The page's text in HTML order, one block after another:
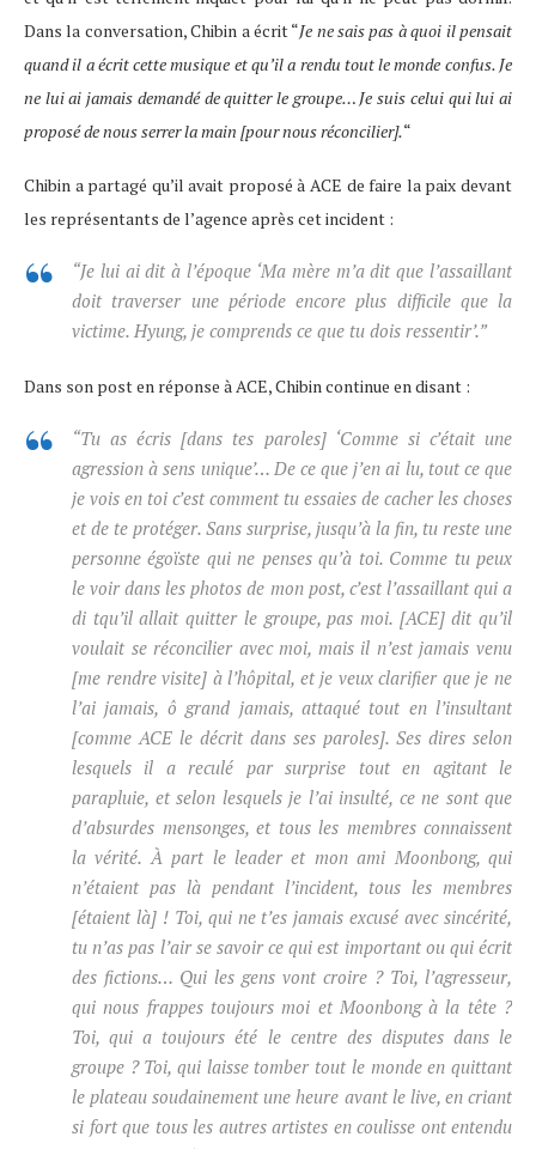
Dans la conversation, Chibin a écrit “Je ne sais pas à quoi il pensait
quand il a écrit cette musique et qu’il a rendu tout le monde confus. Je
ne lui ai jamais demandé de quitter le groupe… Je suis celui qui lui ai
proposé de nous serrer la main [pour nous réconcilier].“
Chibin a partagé qu’il avait proposé à ACE de faire la paix devant
les représentants de l’agence après cet incident :
“Je lui ai dit à l’époque ‘Ma mère m’a dit que l’assaillant
doit traverser une période encore plus difficile que la
victime. Hyung, je comprends ce que tu dois ressentir’.”
Dans son post en réponse à ACE, Chibin continue en disant :
“Tu as écris [dans tes paroles] ‘Comme si c’était une
agression à sens unique’… De ce que j’en ai lu, tout ce que
je vois en toi c’est comment tu essaies de cacher les choses
et de te protéger. Sans surprise, jusqu’à la fin, tu reste une
personne égoïste qui ne penses qu’à toi. Comme tu peux
le voir dans les photos de mon post, c’est l’assaillant qui a
di tqu’il allait quitter le groupe, pas moi. [ACE] dit qu’il
voulait se réconcilier avec moi, mais il n’est jamais venu
[me rendre visite] à l’hôpital, et je veux clarifier que je ne
l’ai jamais, ô grand jamais, attaqué tout en l’insultant
[comme ACE le décrit dans ses paroles]. Ses dires selon
lesquels il a reculé par surprise tout en agitant le
parapluie, et selon lesquels je l’ai insulté, ce ne sont que
d’absurdes mensonges, et tous les membres connaissent
la vérité. À part le leader et mon ami Moonbong, qui
n’étaient pas là pendant l’incident, tous les membres
[étaient là] ! Toi, qui ne t’es jamais excusé avec sincérité,
tu n’as pas l’air se savoir ce qui est important ou qui écrit
des fictions… Qui les gens vont croire ? Toi, l’agresseur,
qui nous frappes toujours moi et Moonbong à la tête ?
Toi, qui a toujours été le centre des disputes dans le
groupe ? Toi, qui laisse tomber tout le monde en quittant
le plateau soudainement une heure avant le live, en criant
si fort que tous les autres artistes en coulisse ont entendu